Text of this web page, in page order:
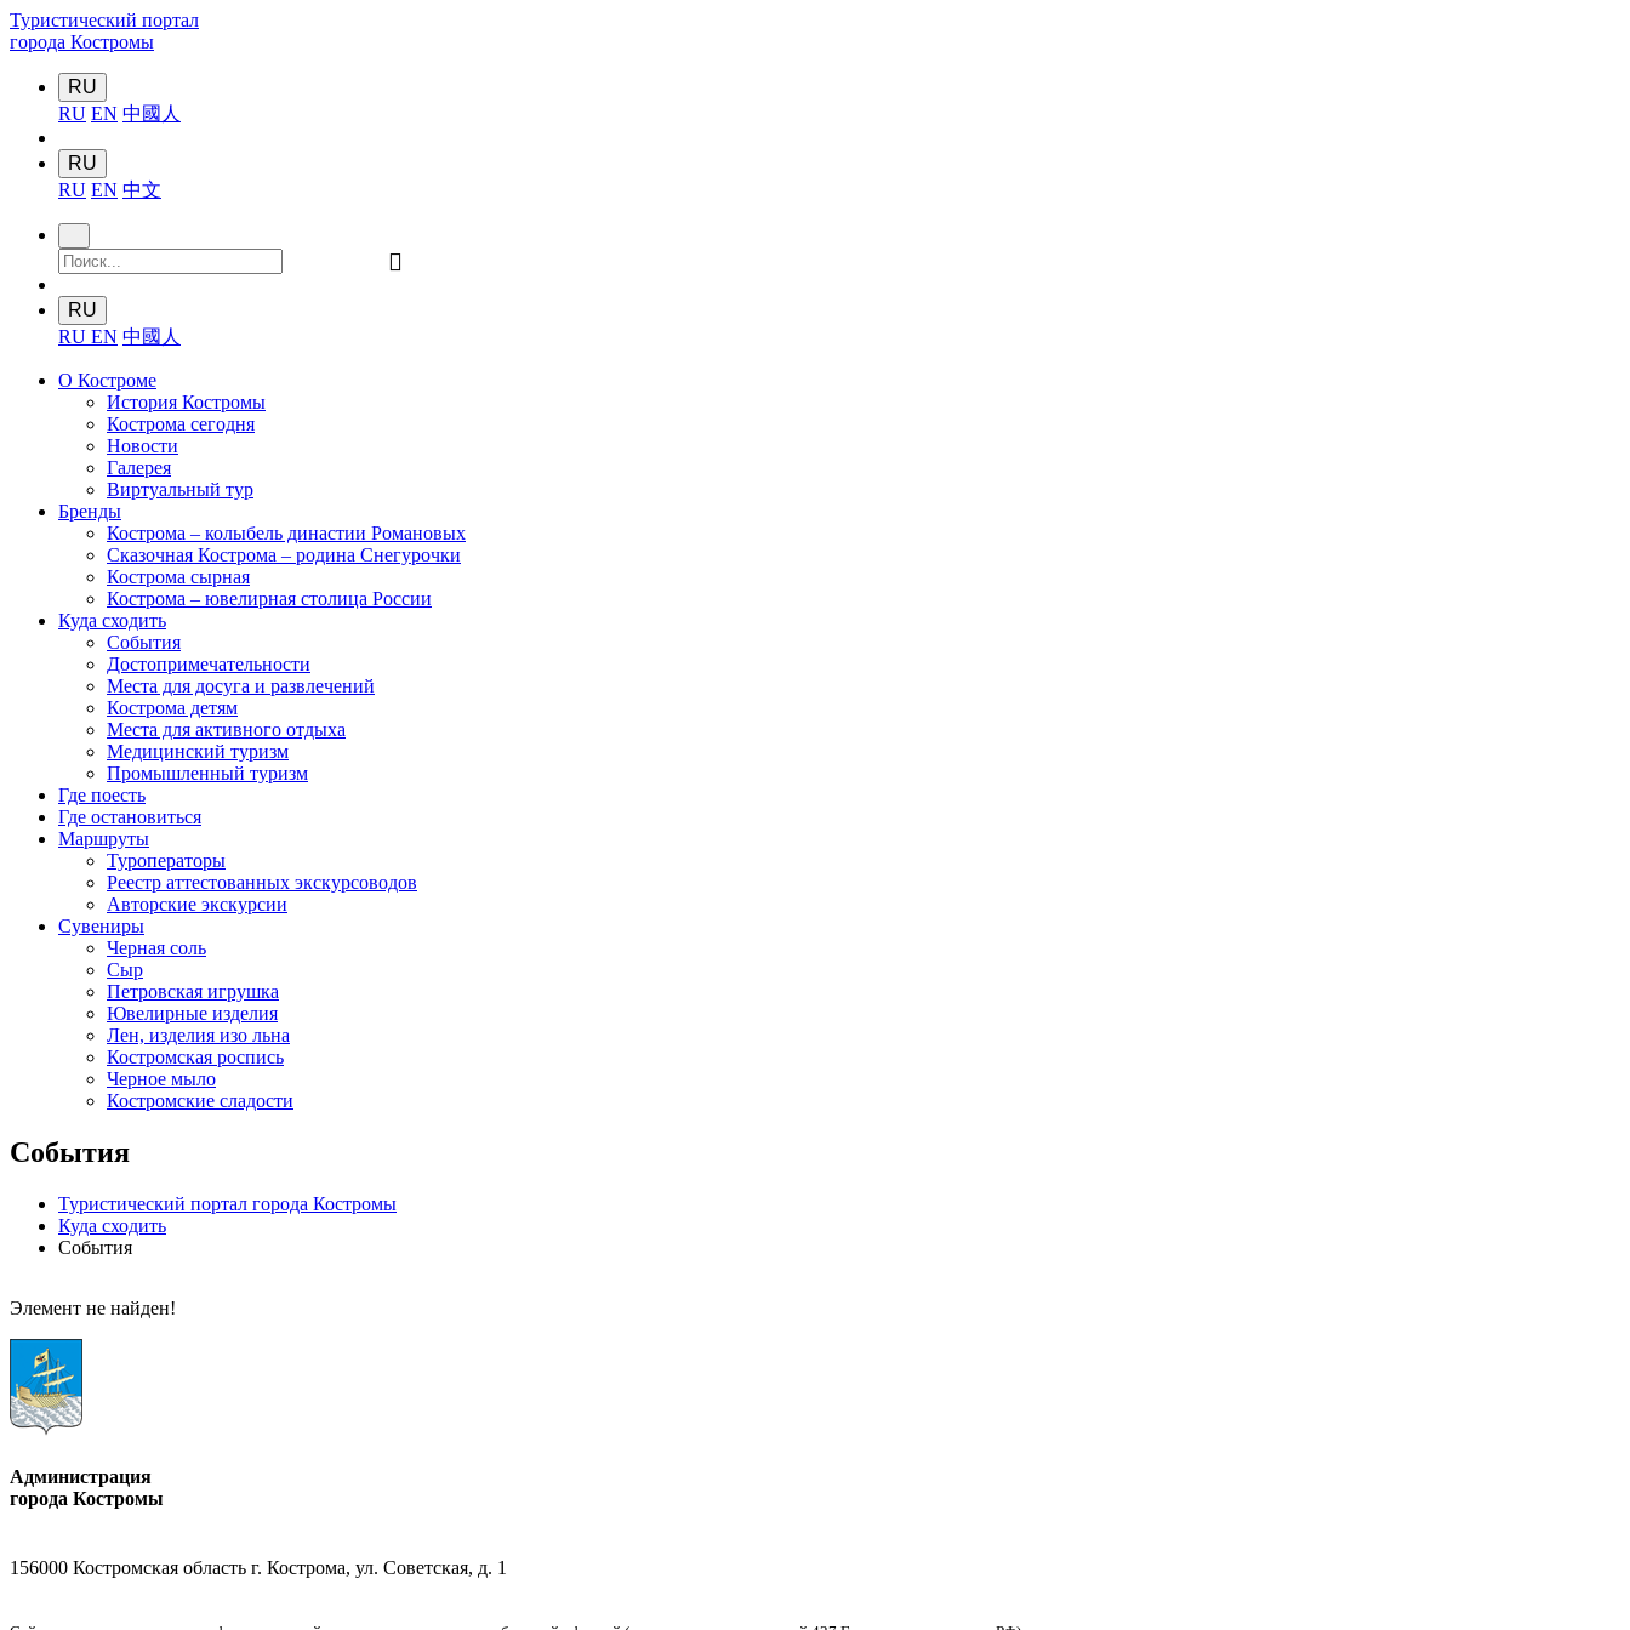
Туристический портал
города Костромы
RU
RU EN 中國人
RU
RU EN 中文
󰍉
RU
RU EN 中國人
О Костроме
История Костромы
Кострома сегодня
Новости
Галерея
Виртуальный тур
Бренды
Кострома – колыбель династии Романовых
Сказочная Кострома – родина Снегурочки
Кострома сырная
Кострома – ювелирная столица России
Куда сходить
События
Достопримечательности
Места для досуга и развлечений
Кострома детям
Места для активного отдыха
Медицинский туризм
Промышленный туризм
Где поесть
Где остановиться
Маршруты
Туроператоры
Реестр аттестованных экскурсоводов
Авторские экскурсии
Сувениры
Черная соль
Сыр
Петровская игрушка
Ювелирные изделия
Лен, изделия изо льна
Костромская роспись
Черное мыло
Костромские сладости
События
Туристический портал города Костромы
Куда сходить
События
Элемент не найден!
Администрация
города Костромы
156000 Костромская область г. Кострома, ул. Советская, д. 1